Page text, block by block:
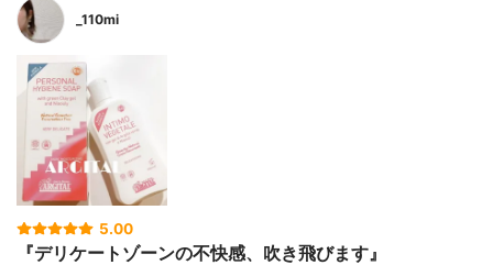
_110mi
5.00
『デリケートゾーンの不快感、吹き飛びます』